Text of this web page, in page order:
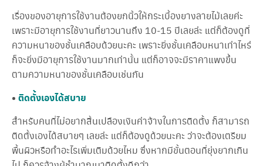
เรื่องของอายุการใช้งานต้องยกนิ้วให้กระเบื้องยางลายไม้เลยค่ะ
เพราะมีอายุการใช้งานที่ยาวนานถึง 10-15 ปีเลยล่ะ แต่ก็ต้องดูที่
ความหนาของชั้นเคลือบด้วยนะคะ เพราะยิ่งชั้นเคลือบหนาเท่าไหร่
ก็จะยิ่งมีอายุการใช้งานมากเท่านั้น แต่ก็อาจจะมีราคาแพงขึ้น
ตามความหนาของชั้นเคลือบเช่นกัน
• ติดตั้งเองได้สบาย
สำหรับคนที่ไม่อยากสิ้นเปลืองเงินค่าจ้างในการติดตั้ง ก็สามารถ
ติดตั้งเองได้สบายๆ เลยล่ะ แต่ก็ต้องดูด้วยนะคะ ว่าจะต้องเตรียม
พื้นผิวหรือทำอะไรเพิ่มเติมด้วยไหม ซึ่งหากมีขั้นตอนที่ยุ่งยากเกิน